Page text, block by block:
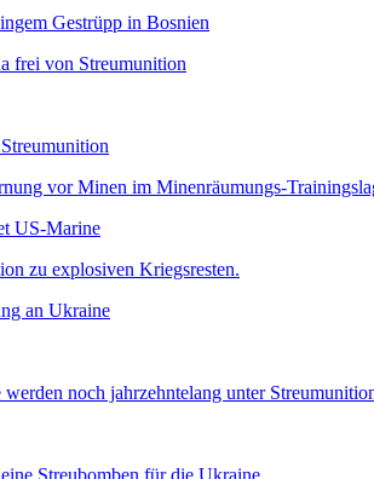
frei von Streumunition
US-Marine
an Ukraine
noch jahrzehntelang unter